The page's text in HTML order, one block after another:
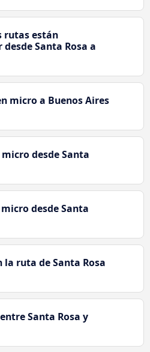
rutas están
Santa Rosa a
micro a Buenos Aires
desde Santa
desde Santa
la ruta de Santa Rosa
Santa Rosa y